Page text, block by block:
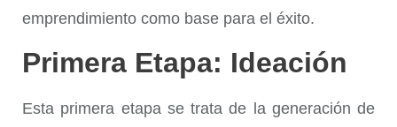
emprendimiento como base para el éxito.
Primera Etapa: Ideación
Esta primera etapa se trata de la generación de